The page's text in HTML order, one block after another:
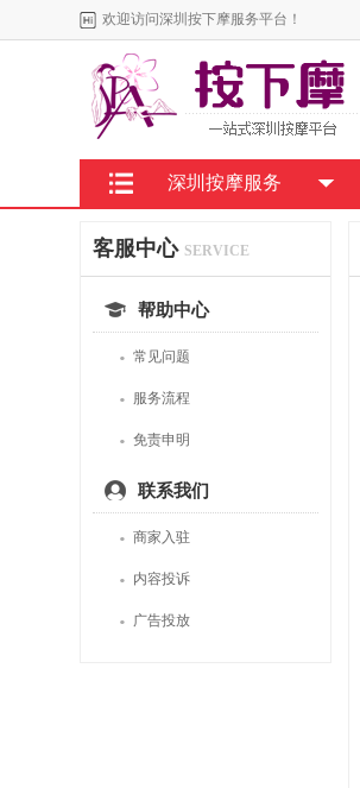
欢迎访问深圳按下摩服务平台！
深圳按摩服务
客服中心 SERVICE
帮助中心
· 常见问题
· 服务流程
· 免责申明
联系我们
· 商家入驻
· 内容投诉
· 广告投放